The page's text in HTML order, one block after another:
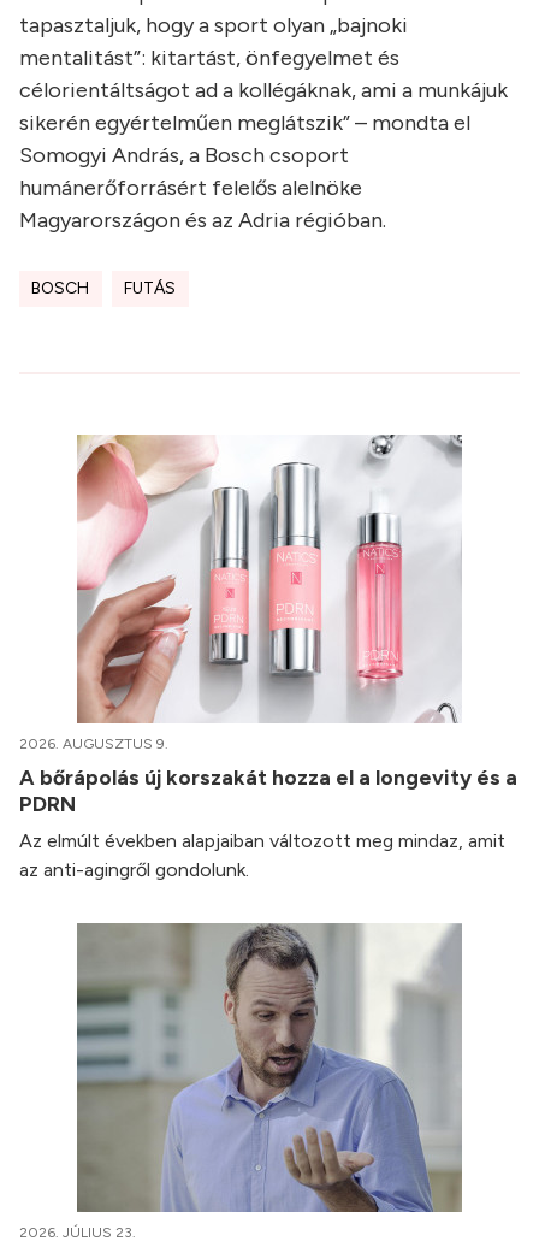
tapasztaljuk, hogy a sport olyan „bajnoki
mentalitást”: kitartást, önfegyelmet és
célorientáltságot ad a kollégáknak, ami a munkájuk
sikerén egyértelműen meglátszik” – mondta el
Somogyi András, a Bosch csoport
humánerőforrásért felelős alelnöke
Magyarországon és az Adria régióban.
BOSCH FUTÁS
2026. AUGUSZTUS 9.
A bőrápolás új korszakát hozza el a longevity és a
PDRN
Az elmúlt években alapjaiban változott meg mindaz, amit
az anti-agingről gondolunk.
2026. JÚLIUS 23.